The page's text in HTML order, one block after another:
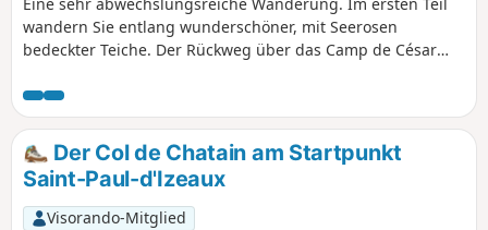
Eine sehr abwechslungsreiche Wanderung. Im ersten Teil
wandern Sie entlang wunderschöner, mit Seerosen
bedeckter Teiche. Der Rückweg über das Camp de César
und die umliegenden Berge.
Der Col de Chatain am Startpunkt
Saint-Paul-d'Izeaux
Visorando-Mitglied